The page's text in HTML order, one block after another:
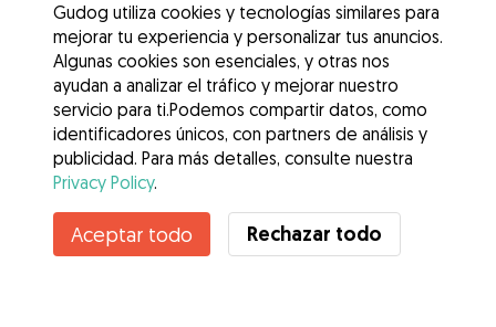
Contacta con marcela
¿Conoces los Beneficios de Gudog? Ver más
Gudog utiliza cookies y tecnologías similares para
mejorar tu experiencia y personalizar tus anuncios.
Algunas cookies son esenciales, y otras nos
ayudan a analizar el tráfico y mejorar nuestro
servicio para ti.Podemos compartir datos, como
identificadores únicos, con partners de análisis y
publicidad. Para más detalles, consulte nuestra
Privacy Policy.
Aceptar todo Rechazar todo